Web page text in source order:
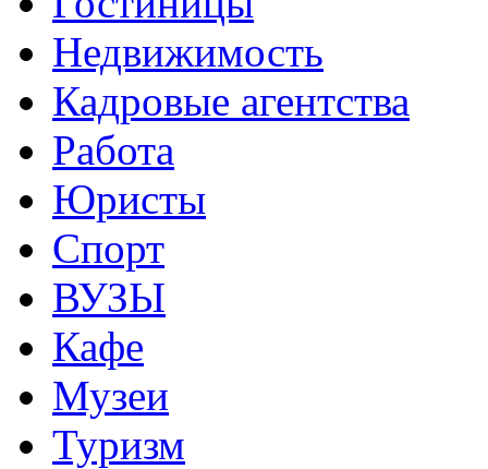
Недвижимость
Кадровые агентства
Работа
Юристы
Спорт
ВУЗЫ
Кафе
Музеи
Туризм